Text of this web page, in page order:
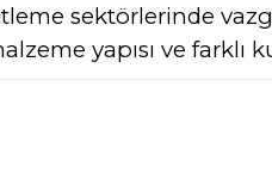
sektörlerinde
yapısı ve farklı